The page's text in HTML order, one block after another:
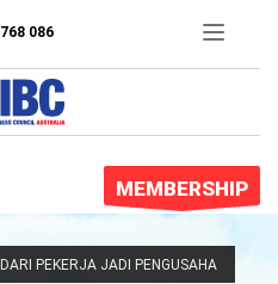
086
MEMBERSHIP
PEKERJA JADI PENGUSAHA